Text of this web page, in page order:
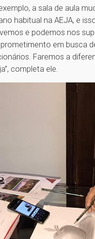
a sala de aula
habitual na AEJA, e
e podemos nos
em busca
Faremos a
completa ele.